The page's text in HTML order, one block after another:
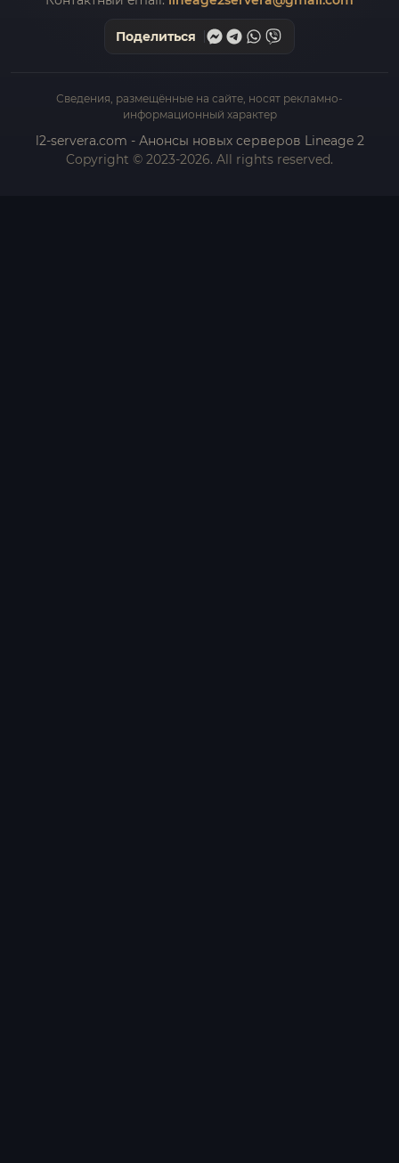
Поделиться
Сведения, размещённые на сайте, носят рекламно-
информационный характер
l2-servera.com - Анонсы новых серверов Lineage 2
Copyright © 2023-2026. All rights reserved.